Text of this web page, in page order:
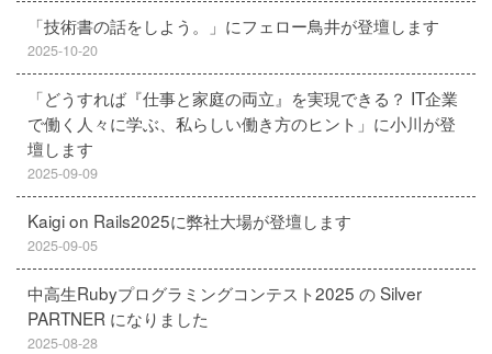
「技術書の話をしよう。」にフェロー鳥井が登壇します
2025-10-20
「どうすれば『仕事と家庭の両立』を実現できる？ IT企業
で働く人々に学ぶ、私らしい働き方のヒント」に小川が登
壇します
2025-09-09
Kaigi on Rails2025に弊社大場が登壇します
2025-09-05
中高生Rubyプログラミングコンテスト2025 の Silver
PARTNER になりました
2025-08-28